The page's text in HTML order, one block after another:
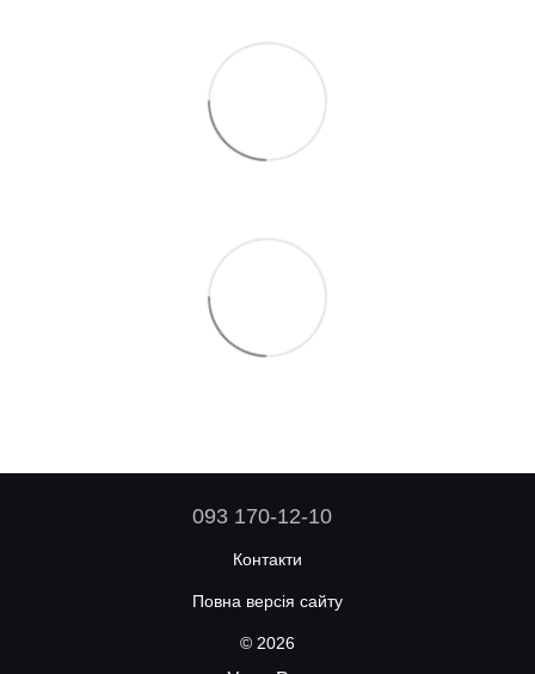
093 170-12-10
Контакти
Повна версія сайту
© 2026